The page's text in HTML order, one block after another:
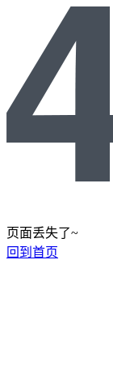
页面丢失了~
回到首页